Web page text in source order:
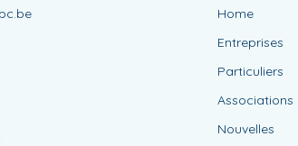
Home
Entreprises
Particuliers
Associations
Nouvelles